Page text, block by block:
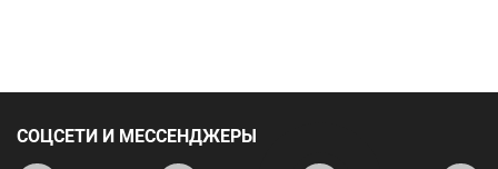
СОЦСЕТИ И МЕССЕНДЖЕРЫ